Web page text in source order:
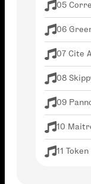
05
06
07 Cite
08
09
10
11 Token